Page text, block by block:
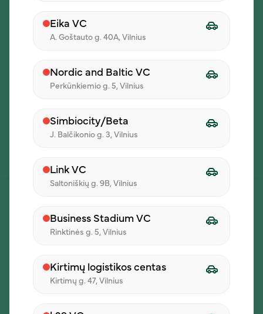
Apie mus
Eika VC
A. Goštauto g. 40A, Vilnius
Nordic and Baltic VC
Perkūnkiemio g. 5, Vilnius
Simbiocity/Beta
J. Balčikonio g. 3, Vilnius
Link VC
Saltoniškių g. 9B, Vilnius
Business Stadium VC
Rinktinės g. 5, Vilnius
Kirtimų logistikos centas
Kirtimų g. 47, Vilnius